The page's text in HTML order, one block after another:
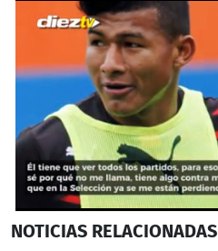
seconds
NOTICIAS RELACIONADAS